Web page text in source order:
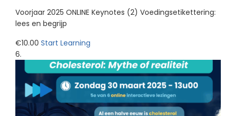
Voorjaar 2025 ONLINE Keynotes (2) Voedingsetikettering:
lees en begrijp
€10.00 Start Learning